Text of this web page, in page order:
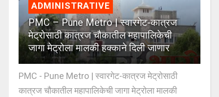
ADMINISTRATIVE
PMC – Pune Metro | स्वारगेट-कात्रज
मेट्रोसाठी कात्रज चौकातील महापालिकेची
जागा मेट्रोला मालकी हक्काने दिली जाणार
PMC - Pune Metro | स्वारगेट-कात्रज मेट्रोसाठी
कात्रज चौकातील महापालिकेची जागा मेट्रोला मालकी